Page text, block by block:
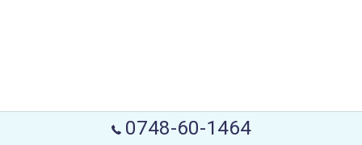
0748-60-1464